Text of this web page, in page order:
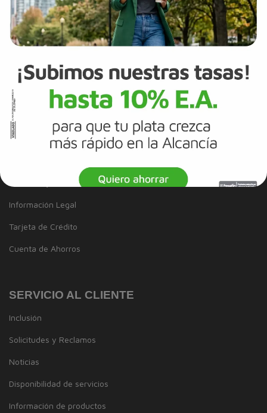
Información a clientes
Tasas y Tarifas
Trabaja con Nosotros
Canal de integridad
Proveedores
Política de Diversidad e Inclusión
Términos y Condiciones
Información Legal
Tarjeta de Crédito
Cuenta de Ahorros
SERVICIO AL CLIENTE
Inclusión
Solicitudes y Reclamos
Noticias
Disponibilidad de servicios
Información de productos